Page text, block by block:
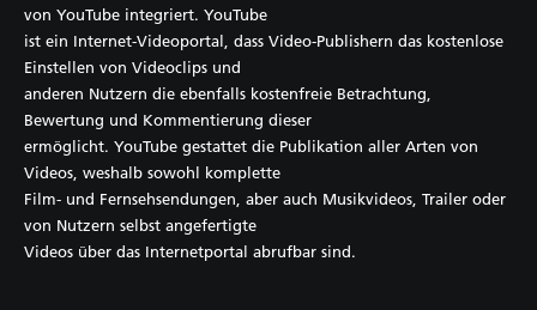
von YouTube integriert. YouTube
ist ein Internet-Videoportal, dass Video-Publishern das kostenlose
Einstellen von Videoclips und
anderen Nutzern die ebenfalls kostenfreie Betrachtung,
Bewertung und Kommentierung dieser
ermöglicht. YouTube gestattet die Publikation aller Arten von
Videos, weshalb sowohl komplette
Film- und Fernsehsendungen, aber auch Musikvideos, Trailer oder
von Nutzern selbst angefertigte
Videos über das Internetportal abrufbar sind.